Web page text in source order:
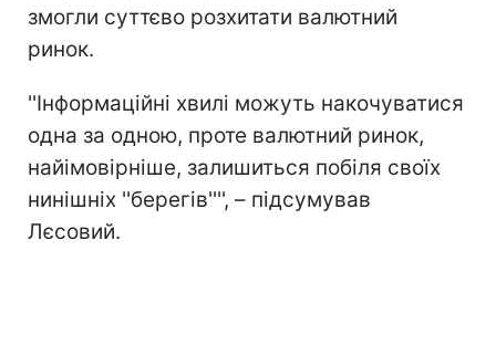
змогли суттєво розхитати валютний
ринок.
''Інформаційні хвилі можуть накочуватися
одна за одною, проте валютний ринок,
найімовірніше, залишиться побіля своїх
нинішніх ''берегів'''', – підсумував
Лєсовий.